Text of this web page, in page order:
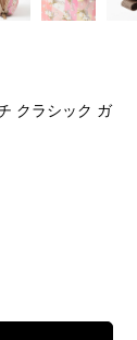
クラシック ガ